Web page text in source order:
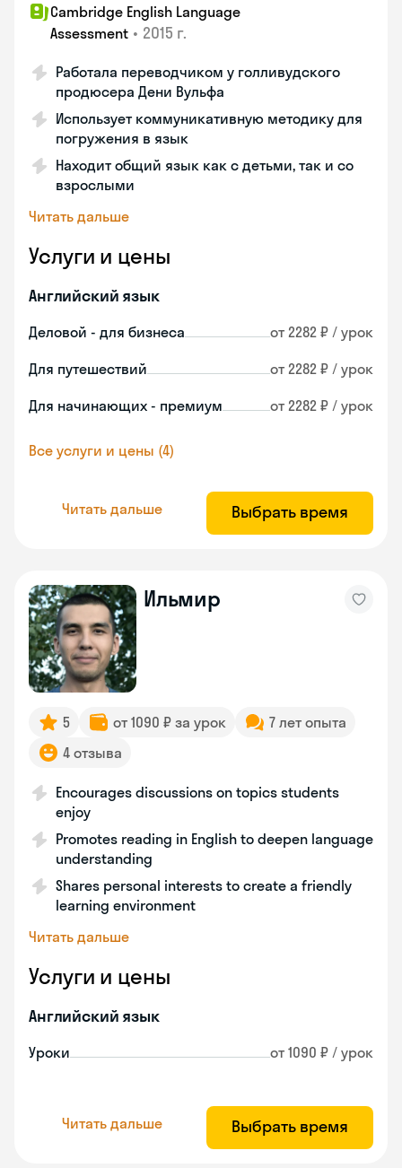
Cambridge English Language
Assessment • 2015 г.
Работала переводчиком у голливудского
продюсера Дени Вульфа
Использует коммуникативную методику для
погружения в язык
Находит общий язык как с детьми, так и со
взрослыми
Читать дальше
Услуги и цены
Английский язык
Деловой - для бизнеса от 2282 ₽ / урок
Для путешествий от 2282 ₽ / урок
Для начинающих - премиум от 2282 ₽ / урок
Все услуги и цены (4)
Читать дальше Выбрать время
Ильмир
5 от 1090 ₽ за урок
7 лет опыта
4 отзыва
Encourages discussions on topics students
enjoy
Promotes reading in English to deepen language
understanding
Shares personal interests to create a friendly
learning environment
Читать дальше
Услуги и цены
Английский язык
Уроки от 1090 ₽ / урок
Читать дальше Выбрать время